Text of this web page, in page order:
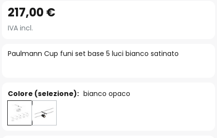
all'inizio
della
Paulmann Cup funi set base 5 luci bianco satinato
217,00 €
IVA incl.
Colore (selezione): bianco opaco